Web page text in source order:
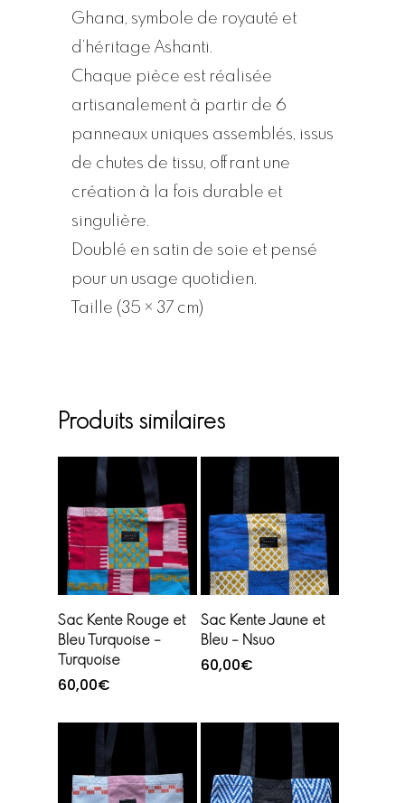
Ghana, symbole de royauté et
d’héritage Ashanti.
Chaque pièce est réalisée
artisanalement à partir de 6
panneaux uniques assemblés, issus
de chutes de tissu, offrant une
création à la fois durable et
singulière.
Doublé en satin de soie et pensé
pour un usage quotidien.
Taille (35 × 37 cm)
Produits similaires
Ajouter au
panier
Sac Kente Rouge et
Bleu Turquoise –
Turquoise
60,00€
Ajouter au
panier
Sac Kente Jaune et
Bleu – Nsuo
60,00€